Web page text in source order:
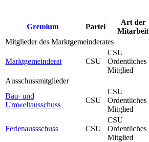
Gremium Partei
Art der
Mitarbeit
Mitglieder des Marktgemeinderates
Marktgemeinderat CSU
CSU
Ordentliches
Mitglied
Ausschussmitglieder
Bau- und
Umweltausschuss
CSU
CSU
Ordentliches
Mitglied
Ferienaussschuss CSU
CSU
Ordentliches
Mitglied